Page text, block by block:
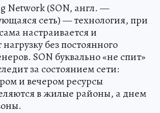
Network (SON, англ. —
сеть) — технология, при
настраивается и
без постоянного
SON буквально «не спит»
за состоянием сети:
и вечером ресурсы
в жилые районы, а днем